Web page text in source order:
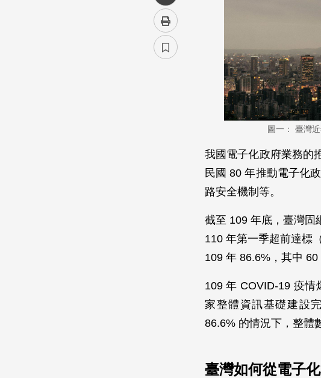
圖一： 臺灣
我國電子化政府業務的
民國 80 年推動電子化
路安全機制等。
截至 109 年底，臺灣固
110 年第一季超前達標
109 年 86.6%，其中
109 年 COVID-19 疫
家整體資訊基礎建設
86.6% 的情況下，整體
臺灣如何從電子